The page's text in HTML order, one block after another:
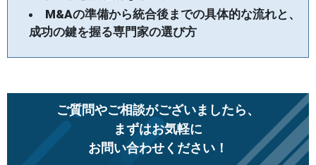
M&Aの準備から統合後までの具体的な流れと、
成功の鍵を握る専門家の選び方
ご質問やご相談がございましたら、
まずはお気軽に
お問い合わせください！